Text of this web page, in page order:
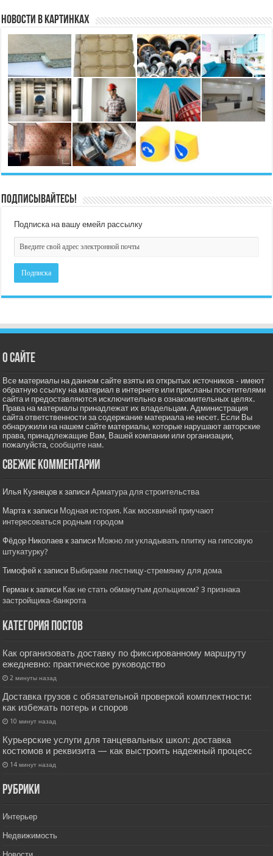
Новости в картинках
Подписывайтесь!
Подписка на вашу емейл рассылку
О сайте
Все материалы на данном сайте взяты из открытых источников - имеют
обратную ссылку на материал в интернете или присланы посетителями
сайта и предоставляются исключительно в ознакомительных целях.
Права на материалы принадлежат их владельцам. Администрация
сайта ответственности за содержание материала не несет. Если Вы
обнаружили на нашем сайте материалы, которые нарушают авторские
права, принадлежащие Вам, Вашей компании или организации,
пожалуйста,сообщите нам.
Свежие комментарии
Илья Кузнецов к записиАрматура для строительства
Мартак записи Модная история. Как москвичей приучают
интересоваться родным городом
Фёдор Николаев к записи Можно ли укладывать плитку на гипсовую
штукатурку?
Тимофей к записи Выбираем лестницу-стремянку для дома
Герман к записи Как не стать обманутым дольщиком? 3 признака
застройщика-банкрота
Категория постов
Как организовать доставку по фиксированному маршруту
ежедневно: практическое руководство
2 минуты назад
Доставка грузов с обязательной проверкой комплектности:
как избежать потерь и споров
10 минут назад
Курьерские услуги для танцевальных школ: доставка
костюмов и реквизита — как выстроить надежный процесс
14 минут назад
РУбрики
Интерьер
Недвижимость